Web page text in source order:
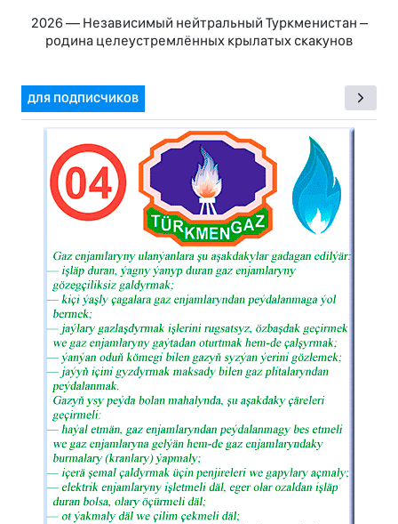
2026 — Независимый нейтральный Туркменистан –
родина целеустремлённых крылатых скакунов
ДЛЯ ПОДПИСЧИКОВ